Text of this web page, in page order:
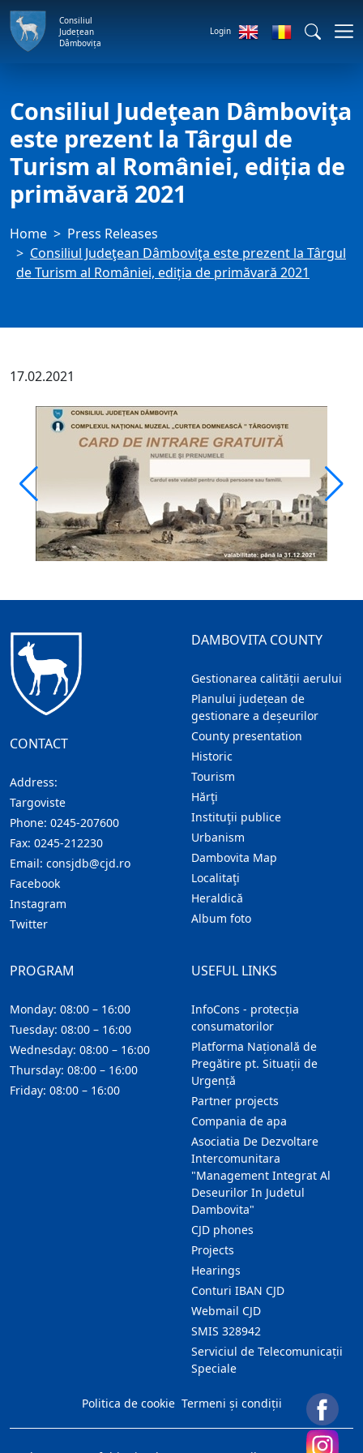
Consiliul
Județean
Dâmbovița
Login
Consiliul Judeţean Dâmboviţa
este prezent la Târgul de
Turism al României, ediția de
primăvară 2021
Home
Press Releases
Consiliul Judeţean Dâmboviţa este prezent la Târgul
de Turism al României, ediția de primăvară 2021
17.02.2021
CONTACT
Address:
Targoviste
Phone: 0245-207600
Fax: 0245-212230
Email: consjdb@cjd.ro
Facebook
Instagram
Twitter
DAMBOVITA COUNTY
Gestionarea calității aerului
Planului județean de
gestionare a deșeurilor
County presentation
Historic
Tourism
Hărţi
Instituţii publice
Urbanism
Dambovita Map
Localitaţi
Heraldică
Album foto
USEFUL LINKS
InfoCons - protecția
consumatorilor
Platforma Națională de
Pregătire pt. Situații de
Urgență
Partner projects
Compania de apa
Asociatia De Dezvoltare
Intercomunitara
"Management Integrat Al
Deseurilor In Judetul
Dambovita"
CJD phones
Projects
Hearings
Conturi IBAN CJD
Webmail CJD
SMIS 328942
Serviciul de Telecomunicații
Speciale
PROGRAM
Monday: 08:00 – 16:00
Tuesday: 08:00 – 16:00
Wednesday: 08:00 – 16:00
Thursday: 08:00 – 16:00
Friday: 08:00 – 16:00
Politica de cookie Termeni și condiții